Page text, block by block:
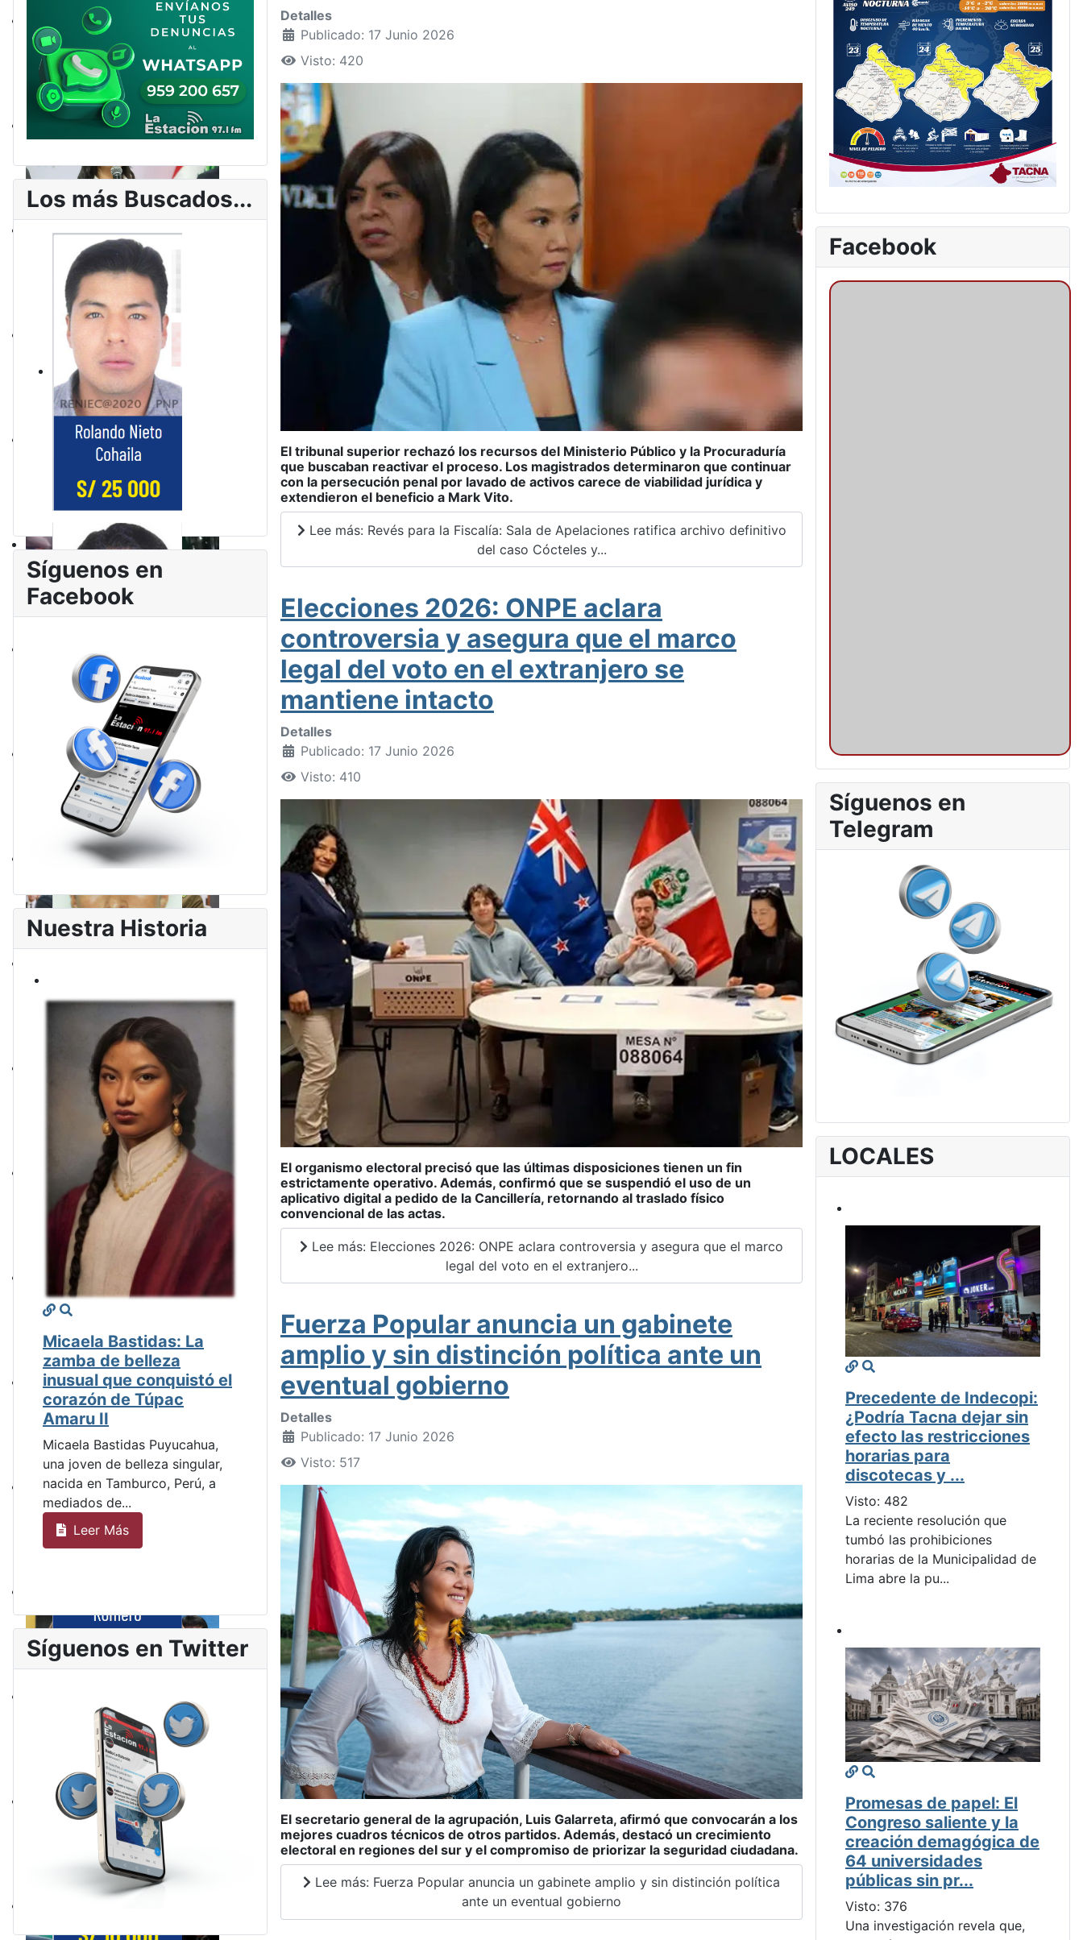
Los más Buscados...
Síguenos en
Facebook
Nuestra Historia
Micaela Bastidas: La
zamba de belleza
inusual que conquistó el
corazón de Túpac
Amaru II
Micaela Bastidas Puyucahua,
una joven de belleza singular,
nacida en Tamburco, Perú, a
mediados de...
Leer Más
Síguenos en Twitter
Detalles
Publicado: 17 Junio 2026
Visto: 420
El tribunal superior rechazó los recursos del Ministerio Público y la Procuraduría
que buscaban reactivar el proceso. Los magistrados determinaron que continuar
con la persecución penal por lavado de activos carece de viabilidad jurídica y
extendieron el beneficio a Mark Vito.
Lee más: Revés para la Fiscalía: Sala de Apelaciones ratifica archivo definitivo
del caso Cócteles y...
Elecciones 2026: ONPE aclara
controversia y asegura que el marco
legal del voto en el extranjero se
mantiene intacto
Detalles
Publicado: 17 Junio 2026
Visto: 410
El organismo electoral precisó que las últimas disposiciones tienen un fin
estrictamente operativo. Además, confirmó que se suspendió el uso de un
aplicativo digital a pedido de la Cancillería, retornando al traslado físico
convencional de las actas.
Lee más: Elecciones 2026: ONPE aclara controversia y asegura que el marco
legal del voto en el extranjero...
Fuerza Popular anuncia un gabinete
amplio y sin distinción política ante un
eventual gobierno
Detalles
Publicado: 17 Junio 2026
Visto: 517
El secretario general de la agrupación, Luis Galarreta, afirmó que convocarán a los
mejores cuadros técnicos de otros partidos. Además, destacó un crecimiento
electoral en regiones del sur y el compromiso de priorizar la seguridad ciudadana.
Lee más: Fuerza Popular anuncia un gabinete amplio y sin distinción política
ante un eventual gobierno
Facebook
Síguenos en
Telegram
LOCALES
Precedente de Indecopi:
¿Podría Tacna dejar sin
efecto las restricciones
horarias para
discotecas y ...
Visto: 482
La reciente resolución que
tumbó las prohibiciones
horarias de la Municipalidad de
Lima abre la pu...
Promesas de papel: El
Congreso saliente y la
creación demagógica de
64 universidades
públicas sin pr...
Visto: 376
Una investigación revela que,